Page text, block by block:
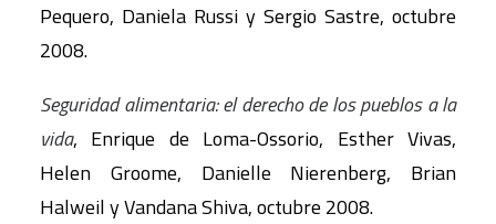
Pequero, Daniela Russi y Sergio Sastre, octubre
2008.
Seguridad alimentaria: el derecho de los pueblos a la
vida, Enrique de Loma-Ossorio, Esther Vivas,
Helen Groome, Danielle Nierenberg, Brian
Halweil y Vandana Shiva, octubre 2008.